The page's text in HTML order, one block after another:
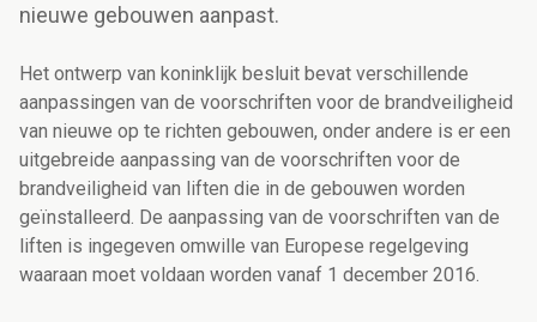
nieuwe gebouwen aanpast.
Het ontwerp van koninklijk besluit bevat verschillende
aanpassingen van de voorschriften voor de brandveiligheid
van nieuwe op te richten gebouwen, onder andere is er een
uitgebreide aanpassing van de voorschriften voor de
brandveiligheid van liften die in de gebouwen worden
geïnstalleerd. De aanpassing van de voorschriften van de
liften is ingegeven omwille van Europese regelgeving
waaraan moet voldaan worden vanaf 1 december 2016.